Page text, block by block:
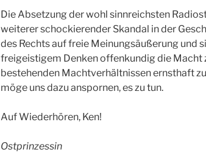
Die Absetzung der wohl sinnreichsten
weiterer schockierender Skandal in der
des Rechts auf freie Meinungsäußerung und
freigeistigem Denken offenkundig die Macht
bestehenden Machtverhältnissen ernsthaft
möge uns dazu anspornen, es zu tun.
Auf Wiederhören, Ken!
Ostprinzessin